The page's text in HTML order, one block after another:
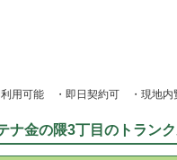
用可能 ・即日契約可 ・現地内
ナ金の隈3丁目のトラン